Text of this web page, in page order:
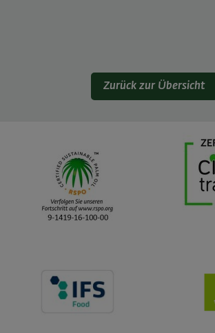
Zurück zur Übersicht